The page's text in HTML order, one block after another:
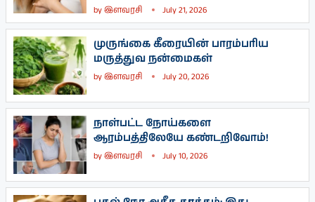
byஇளவரசி July 21, 2026
முருங்கை கீரையின் பாரம்பரிய
மருத்துவ நன்மைகள்
byஇளவரசி July 20, 2026
நாள்பட்ட நோய்களை
ஆரம்பத்திலேயே கண்டறிவோம்!
byஇளவரசி July 10, 2026